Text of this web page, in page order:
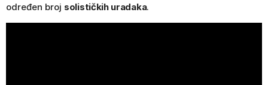
određen broj solističkih uradaka.